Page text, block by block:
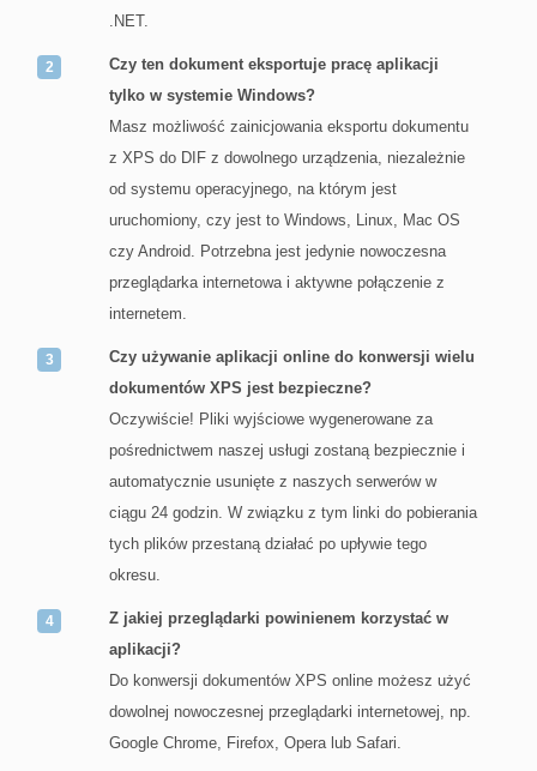
.NET.
Czy ten dokument eksportuje pracę aplikacji
tylko w systemie Windows?
Masz możliwość zainicjowania eksportu dokumentu
z XPS do DIF z dowolnego urządzenia, niezależnie
od systemu operacyjnego, na którym jest
uruchomiony, czy jest to Windows, Linux, Mac OS
czy Android. Potrzebna jest jedynie nowoczesna
przeglądarka internetowa i aktywne połączenie z
internetem.
Czy używanie aplikacji online do konwersji wielu
dokumentów XPS jest bezpieczne?
Oczywiście! Pliki wyjściowe wygenerowane za
pośrednictwem naszej usługi zostaną bezpiecznie i
automatycznie usunięte z naszych serwerów w
ciągu 24 godzin. W związku z tym linki do pobierania
tych plików przestaną działać po upływie tego
okresu.
Z jakiej przeglądarki powinienem korzystać w
aplikacji?
Do konwersji dokumentów XPS online możesz użyć
dowolnej nowoczesnej przeglądarki internetowej, np.
Google Chrome, Firefox, Opera lub Safari.